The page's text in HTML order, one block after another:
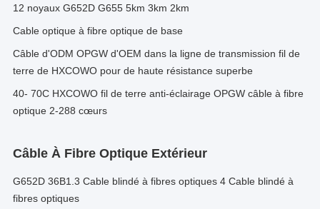
12 noyaux G652D G655 5km 3km 2km
Cable optique à fibre optique de base
Câble d'ODM OPGW d'OEM dans la ligne de transmission fil de
terre de HXCOWO pour de haute résistance superbe
40- 70C HXCOWO fil de terre anti-éclairage OPGW câble à fibre
optique 2-288 cœurs
Câble À Fibre Optique Extérieur
G652D 36B1.3 Cable blindé à fibres optiques 4 Cable blindé à
fibres optiques